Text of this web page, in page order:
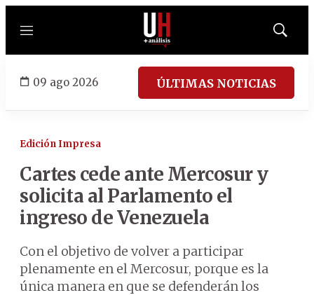
Menú
Mostrar
09 ago 2026 ÚLTIMAS NOTICIAS
Edición Impresa
Cartes cede ante Mercosur y
solicita al Parlamento el
ingreso de Venezuela
Con el objetivo de volver a participar
plenamente en el Mercosur, porque es la
única manera en que se defenderán los